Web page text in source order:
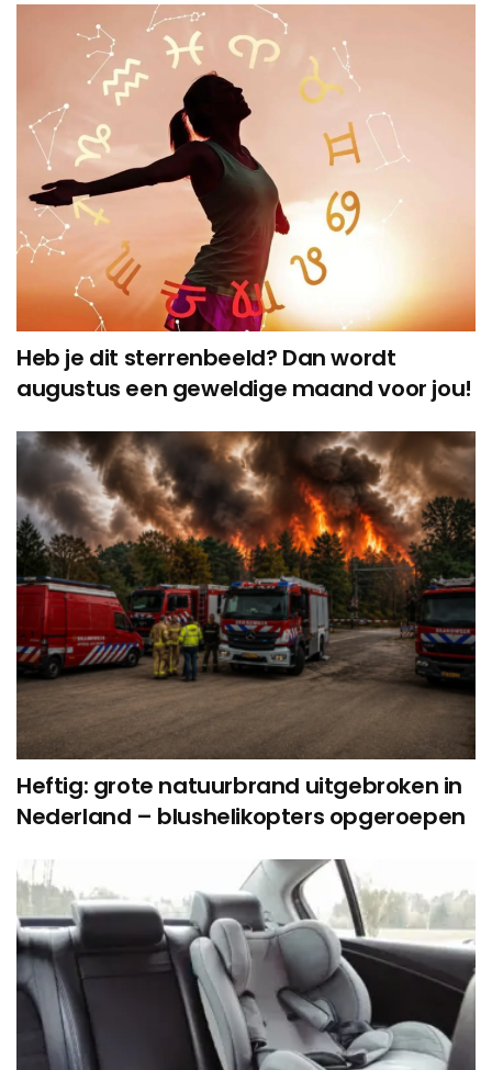
Heb je dit sterrenbeeld? Dan wordt
augustus een geweldige maand voor jou!
Heftig: grote natuurbrand uitgebroken in
Nederland – blushelikopters opgeroepen